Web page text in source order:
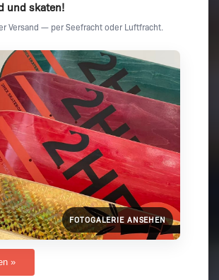
und skaten!
Versand — per Seefracht oder Luftfracht.
FOTOGALERIE ANSEHEN
»